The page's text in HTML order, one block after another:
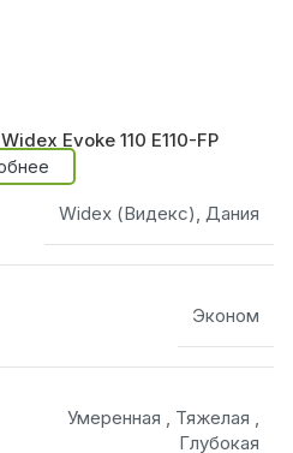
Evoke 110 E110-FP
Widex (Видекс), Дания
Эконом
Умеренная , Тяжелая ,
Глубокая